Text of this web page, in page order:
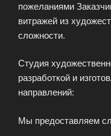
пожеланиями
витражей из
сложности.
Студия
разработкой и
направлений:
Мы предоставляем